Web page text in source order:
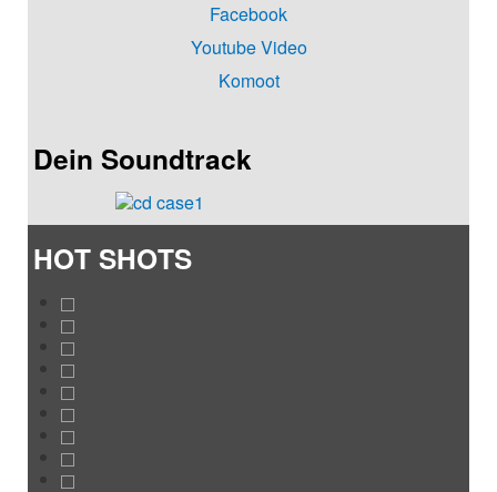
Facebook
Youtube Video
Komoot
Dein Soundtrack
HOT SHOTS